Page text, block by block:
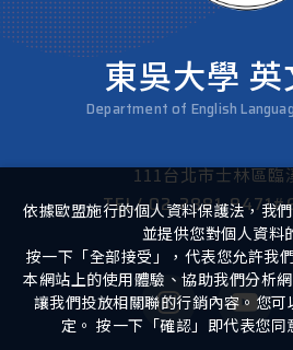
東吳大學
Department of English
111台北市士林區臨
TEL/ 02-2881-
依據歐盟施行的個人資料保護法，我
並提供您對個人資料
按一下「全部接受」，代表您允許我
本網站上的使用體驗、協助我們分析
讓我們投放相關聯的行銷內容。您
定。 按一下「確認」即代表您同